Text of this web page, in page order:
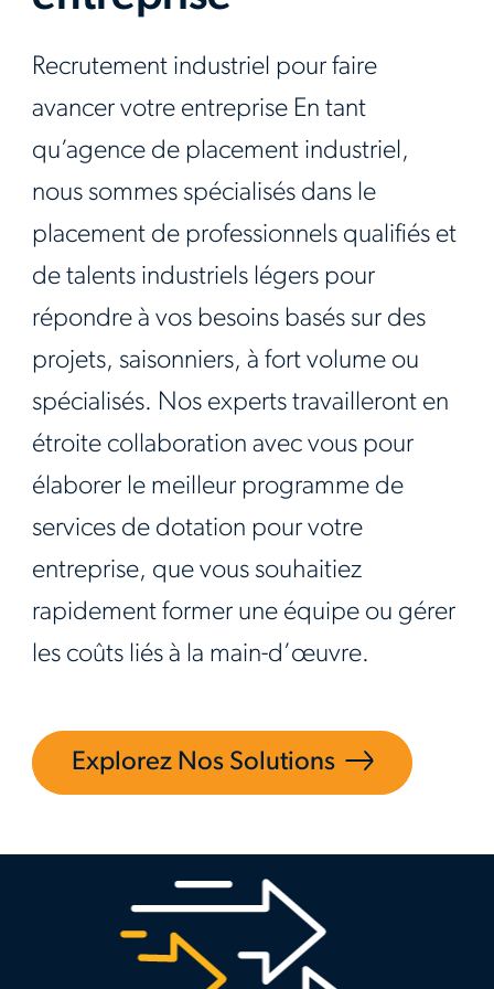
Recrutement industriel pour faire
avancer votre entreprise En tant
qu’agence de placement industriel,
nous sommes spécialisés dans le
placement de professionnels qualifiés et
de talents industriels légers pour
répondre à vos besoins basés sur des
projets, saisonniers, à fort volume ou
spécialisés. Nos experts travailleront en
étroite collaboration avec vous pour
élaborer le meilleur programme de
services de dotation pour votre
entreprise, que vous souhaitiez
rapidement former une équipe ou gérer
les coûts liés à la main-d’œuvre.
Explorez Nos Solutions